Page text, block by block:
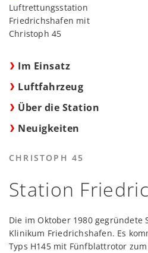
Im Einsatz
Luftfahrzeug
Über die Station
Neuigkeiten
CHRISTOPH 45
Station
Die im Oktober 1980 gegründete
Klinikum Friedrichshafen. Es
Typs H145 mit Fünfblattrotor zum